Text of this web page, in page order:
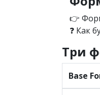
👉
❓ Как
Три
Base